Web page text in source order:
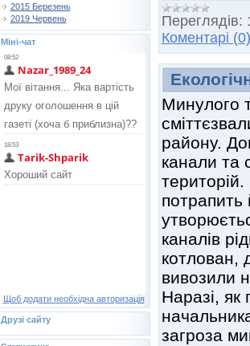
2015 Березень
2019 Червень
Міні-чат
Щоб додати необхідна авторизація
Друзі сайту
Переглядів:
Коментарі (0)
Минулого
району.
канали та
потрапить
каналів
котлован,
вивозили
Наразі, як
загроза